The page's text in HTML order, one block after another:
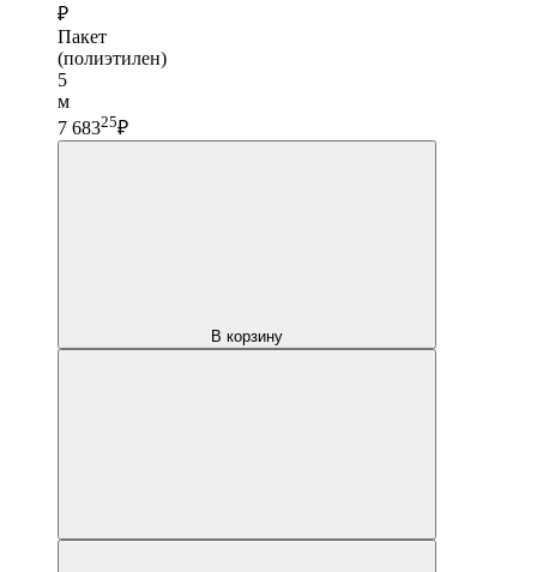
₽
Пакет
(полиэтилен)
5
м
7 68325₽
В корзину